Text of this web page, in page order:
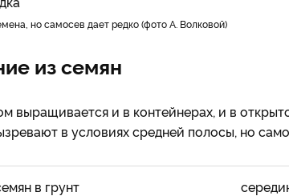
но самосев дает редко (фото А. Волковой)
из семян
выращивается и в контейнерах, и в
в условиях средней полосы, но
в грунт